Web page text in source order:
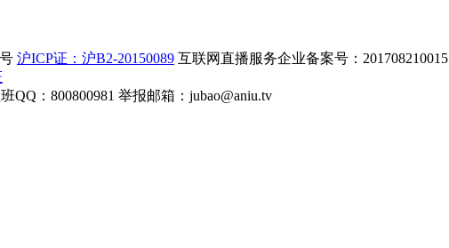
沪ICP证：沪B2-20150089 互联网直播服务企业备案号：201708210015
QQ：800800981 举报邮箱： jubao@aniu.tv